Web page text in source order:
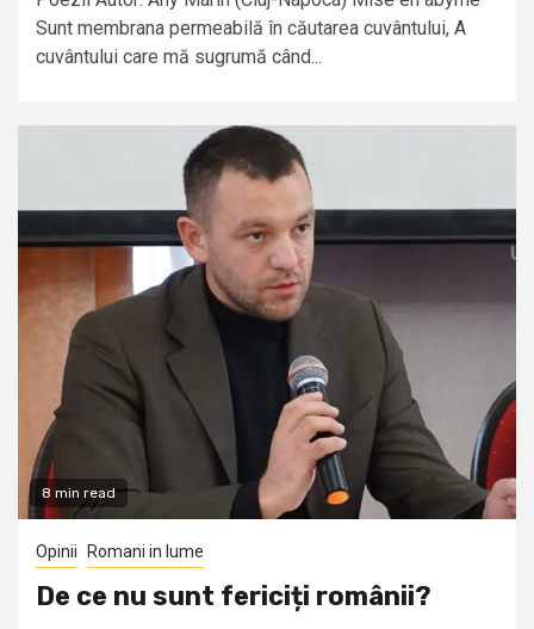
Sunt membrana permeabilă în căutarea cuvântului, A
cuvântului care mă sugrumă când...
8 min read
Opinii Romani in lume
De ce nu sunt fericiți românii?